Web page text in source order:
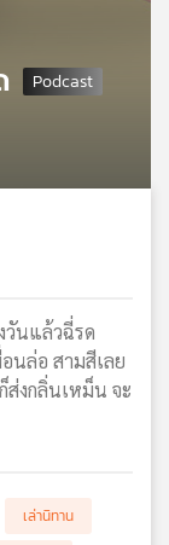
วันแล้วฉี่รด
นล่อ สามสีเลย
งกลิ่นเหม็น จะ
เล่านิทาน